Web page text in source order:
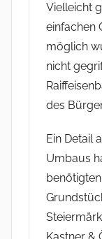
Vielleicht
einfachen
möglich
nicht
des
Ein Detail
Umbaus